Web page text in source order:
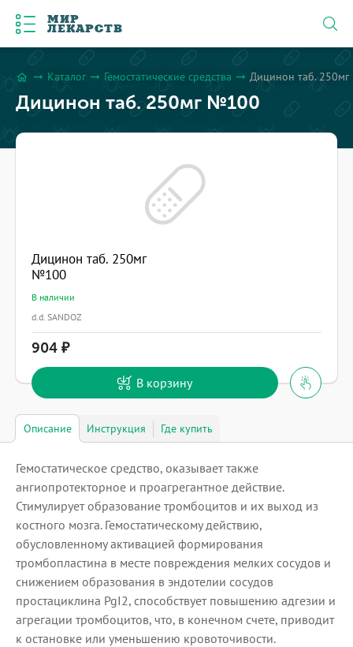
МИР
ЛЕКАРСТВ
home arrow_right_alt Каталог arrow_right_alt Гемостатические средства arrow_right_alt Дицинон таб.
Дицинон таб. 250мг №100
Дицинон таб. 250мг
№100
В наличии
d.d. SANDOZ
904
В корзину
Описание Инструкция Где купить
Гемостатическое средство, оказывает также
ангиопротекторное и проагрегантное действие.
Стимулирует образование тромбоцитов и их выход из
костного мозга. Гемостатическому действию,
обусловленному активацией формирования
тромбопластина в месте повреждения мелких сосудов и
снижением образования в эндотелии сосудов
простациклина PgI2, способствует повышению адгезии и
агрегации тромбоцитов, что, в конечном счете, приводит
к остановке или уменьшению кровоточивости.